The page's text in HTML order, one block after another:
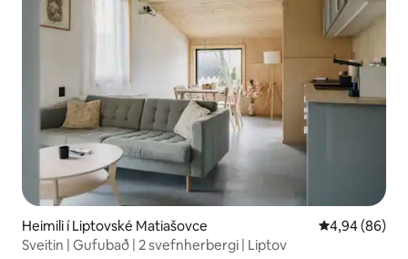
Heimili í Liptovské Matiašovce 4,94 af 5 í
4,94 (86)
Sveitin | Gufubað | 2 svefnherbergi | Liptov